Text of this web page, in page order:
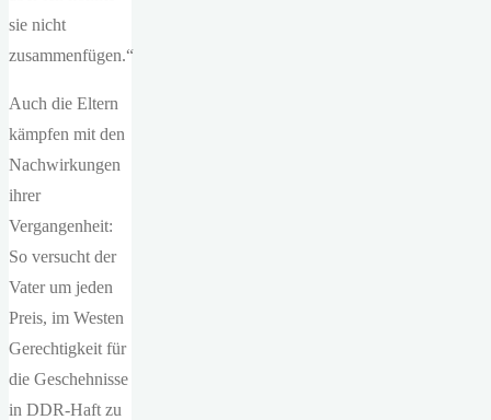
sie nicht
zusammenfügen.“
Auch die Eltern
kämpfen mit den
Nachwirkungen
ihrer
Vergangenheit:
So versucht der
Vater um jeden
Preis, im Westen
Gerechtigkeit für
die Geschehnisse
in DDR-Haft zu